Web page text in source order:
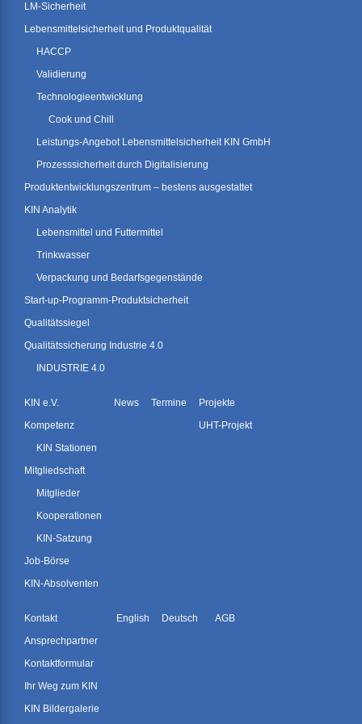
LM-Sicherheit
Lebensmittelsicherheit und Produktqualität
HACCP
Validierung
Technologieentwicklung
Cook und Chill
Leistungs-Angebot Lebensmittelsicherheit KIN GmbH
Prozesssicherheit durch Digitalisierung
Produktentwicklungszentrum – bestens ausgestattet
KIN Analytik
Lebensmittel und Futtermittel
Trinkwasser
Verpackung und Bedarfsgegenstände
Start-up-Programm-Produktsicherheit
Qualitätssiegel
Qualitätssicherung Industrie 4.0
INDUSTRIE 4.0
KIN e.V.
Kompetenz
KIN Stationen
Mitgliedschaft
Mitglieder
Kooperationen
KIN-Satzung
Job-Börse
KIN-Absolventen
News Termine
Projekte
UHT-Projekt
Kontakt
Ansprechpartner
Kontaktformular
Ihr Weg zum KIN
KIN Bildergalerie
English Deutsch AGB